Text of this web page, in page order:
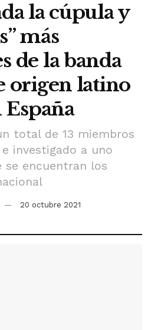
la cúpula y
más
de la banda
origen latino
total de 13 miembros
investigado a uno
se encuentran los
20 octubre 2021